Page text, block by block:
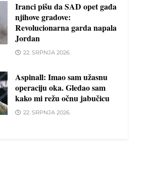
Iranci pišu da SAD opet gađa
njihove gradove:
Revolucionarna garda napala
Jordan
22. SRPNJA 2026.
Aspinall: Imao sam užasnu
operaciju oka. Gledao sam
kako mi režu očnu jabučicu
22. SRPNJA 2026.